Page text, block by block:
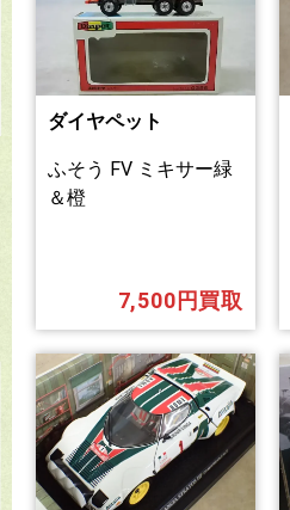
ダイヤペット
ふそう FV ミキサー緑
＆橙
7,500円買取